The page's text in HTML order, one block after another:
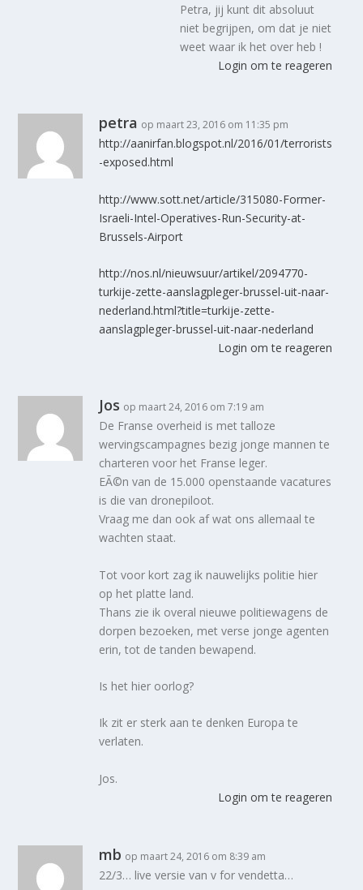
Petra, jij kunt dit absoluut
niet begrijpen, om dat je niet
weet waar ik het over heb !
Login om te reageren
petra op maart 23, 2016 om 11:35 pm
http://aanirfan.blogspot.nl/2016/01/terrorists
-exposed.html
http://www.sott.net/article/315080-Former-
Israeli-Intel-Operatives-Run-Security-at-
Brussels-Airport
http://nos.nl/nieuwsuur/artikel/2094770-
turkije-zette-aanslagpleger-brussel-uit-naar-
nederland.html?title=turkije-zette-
aanslagpleger-brussel-uit-naar-nederland
Login om te reageren
Jos op maart 24, 2016 om 7:19 am
De Franse overheid is met talloze
wervingscampagnes bezig jonge mannen te
charteren voor het Franse leger.
EÃ©n van de 15.000 openstaande vacatures
is die van dronepiloot.
Vraag me dan ook af wat ons allemaal te
wachten staat.
Tot voor kort zag ik nauwelijks politie hier
op het platte land.
Thans zie ik overal nieuwe politiewagens de
dorpen bezoeken, met verse jonge agenten
erin, tot de tanden bewapend.
Is het hier oorlog?
Ik zit er sterk aan te denken Europa te
verlaten.
Jos.
Login om te reageren
mb op maart 24, 2016 om 8:39 am
22/3… live versie van v for vendetta…